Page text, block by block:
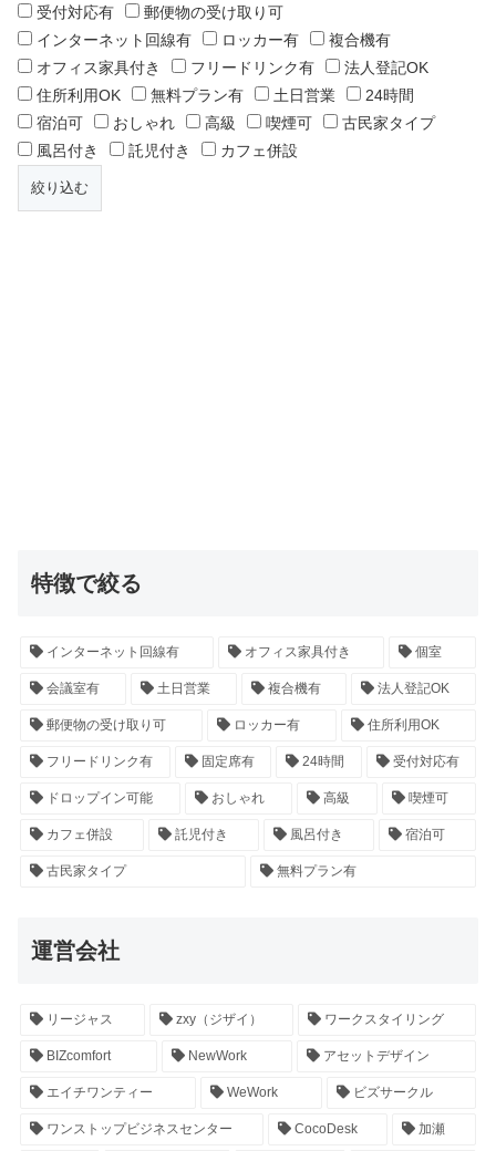
受付対応有
郵便物の受け取り可
インターネット回線有
ロッカー有
複合機有
オフィス家具付き
フリードリンク有
法人登記OK
住所利用OK
無料プラン有 土日営業
24時間
宿泊可
おしゃれ 高級 喫煙可
古民家タイプ
風呂付き
託児付き カフェ併設
特徴で絞る
インターネット回線有 オフィス家具付き 個室
会議室有 土日営業 複合機有 法人登記OK
郵便物の受け取り可 ロッカー有 住所利用OK
フリードリンク有 固定席有 24時間 受付対応有
ドロップイン可能 おしゃれ 高級 喫煙可
カフェ併設 託児付き 風呂付き 宿泊可
古民家タイプ 無料プラン有
運営会社
リージャス zxy（ジザイ） ワークスタイリング
BIZcomfort NewWork アセットデザイン
エイチワンティー WeWork ビズサークル
ワンストップビジネスセンター CocoDesk 加瀬